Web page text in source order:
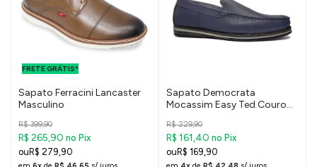
FRETE GRÁTIS*
FRETE GRÁTIS
Sapato Ferracini Lancaster
Masculino
R$ 399,90
R$ 265,90 no Pix
R$ 279,90
Sapato Democrata
Mocassim Easy Ted Couro
R$ 229,90
R$ 161,40 no Pix
R$ 169,90